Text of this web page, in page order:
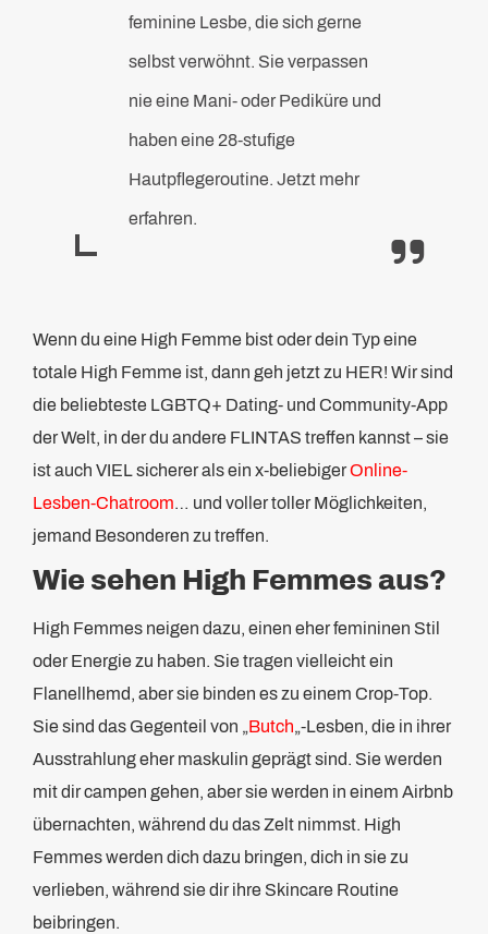
feminine Lesbe, die sich gerne
selbst verwöhnt. Sie verpassen
nie eine Mani- oder Pediküre und
haben eine 28-stufige
Hautpflegeroutine. Jetzt mehr
erfahren.
Wenn du eine High Femme bist oder dein Typ eine
totale High Femme ist, dann geh jetzt zu HER! Wir sind
die beliebteste LGBTQ+ Dating- und Community-App
der Welt, in der du andere FLINTAS treffen kannst – sie
ist auch VIEL sicherer als ein x-beliebigerOnline-
Lesben-Chatroom… und voller toller Möglichkeiten,
jemand Besonderen zu treffen.
Wie sehen High Femmes aus?
High Femmes neigen dazu, einen eher femininen Stil
oder Energie zu haben. Sie tragen vielleicht ein
Flanellhemd, aber sie binden es zu einem Crop-Top.
Sie sind das Gegenteil von „Butch„-Lesben, die in ihrer
Ausstrahlung eher maskulin geprägt sind. Sie werden
mit dir campen gehen, aber sie werden in einem Airbnb
übernachten, während du das Zelt nimmst. High
Femmes werden dich dazu bringen, dich in sie zu
verlieben, während sie dir ihre Skincare Routine
beibringen.